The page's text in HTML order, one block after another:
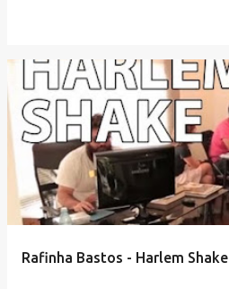
Rafinha Bastos - Harlem Shake